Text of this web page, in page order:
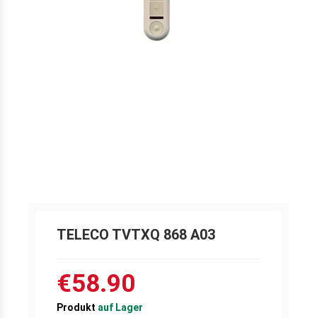
TELECO TVTXQ 868 A03
€58.90
Produkt auf Lager